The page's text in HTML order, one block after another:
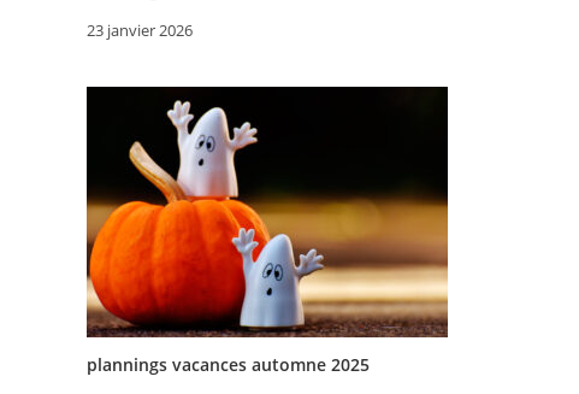
23 janvier 2026
plannings vacances automne 2025